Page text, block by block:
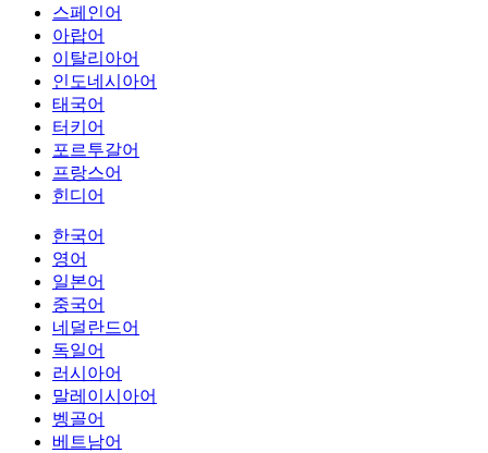
스페인어
아랍어
이탈리아어
인도네시아어
태국어
터키어
포르투갈어
프랑스어
힌디어
한국어
영어
일본어
중국어
네덜란드어
독일어
러시아어
말레이시아어
벵골어
베트남어